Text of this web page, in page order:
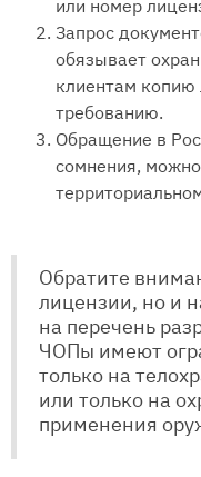
или номер
Запрос
обязывает
клиентам копию
требованию.
Обращение в
сомнения,
Обратите
лицензии, но и
на перечень
ЧОПы имеют
только на
или только на
применения